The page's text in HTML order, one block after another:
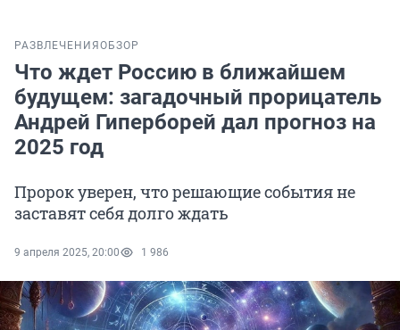
РАЗВЛЕЧЕНИЯ ОБЗОР
Что ждет Россию в ближайшем
будущем: загадочный прорицатель
Андрей Гиперборей дал прогноз на
2025 год
Пророк уверен, что решающие события не
заставят себя долго ждать
9 апреля 2025, 20:00 1 986